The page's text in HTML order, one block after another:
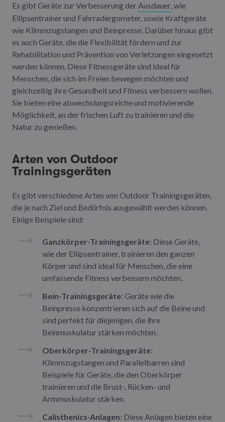
Es gibt Geräte zur Verbesserung derAusdauer, wie
Ellipsentrainer und Fahrradergometer, sowie Kraftgeräte
wie Klimmzugstangen und Beinpresse. Darüber hinaus gibt
es auch Geräte, die die Flexibilität fördern und zur
Rehabilitation und Prävention von Verletzungen eingesetzt
werden können. Diese Fitnessgeräte sind ideal für
Menschen, die sich im Freien bewegen möchten und
gleichzeitig ihre Gesundheit und Fitness verbessern wollen.
Sie bieten eine abwechslungsreiche und motivierende
Möglichkeit, an der frischen Luft zu trainieren und die
Natur zu genießen.
Arten von Outdoor
Trainingsgeräten
Es gibt verschiedene Arten von Outdoor Trainingsgeräten,
die je nach Ziel und Bedürfnis ausgewählt werden können.
Einige Beispiele sind:
Ganzkörper-Trainingsgeräte: Diese Geräte,
wie der Ellipsentrainer, trainieren den ganzen
Körper und sind ideal für Menschen, die eine
umfassende Fitness verbessern möchten.
Bein-Trainingsgeräte: Geräte wie die
Beinpresse konzentrieren sich auf die Beine und
sind perfekt für diejenigen, die ihre
Beinmuskulatur stärken möchten.
Oberkörper-Trainingsgeräte:
Klimmzugstangen und Parallelbarren sind
Beispiele für Geräte, die den Oberkörper
trainieren und die Brust-, Rücken- und
Armmuskulatur stärken.
Calisthenics-Anlagen: Diese Anlagen bieten eine